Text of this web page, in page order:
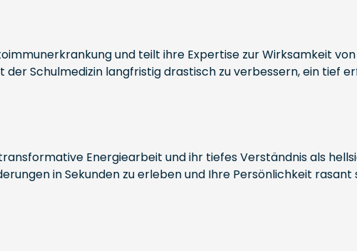
und teilt ihre Expertise zur Wirksamkeit
Schulmedizin langfristig drastisch zu verbessern, ein tief
Energiearbeit und ihr tiefes Verständnis als
in Sekunden zu erleben und Ihre Persönlichkeit